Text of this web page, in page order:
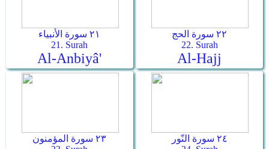
٢١ سورة الأنبياء
21. Surah
Al-Anbiyâ'
٢٢ سورة الحج
22. Surah
Al-Hajj
٢٣ سورة المؤمنون
٢٤ سورة النّور